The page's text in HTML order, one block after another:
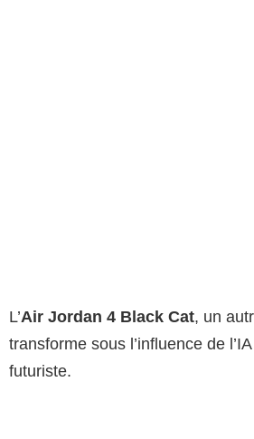
L’Air Jordan 4 Black Cat, un
transforme sous l’influence de
futuriste.